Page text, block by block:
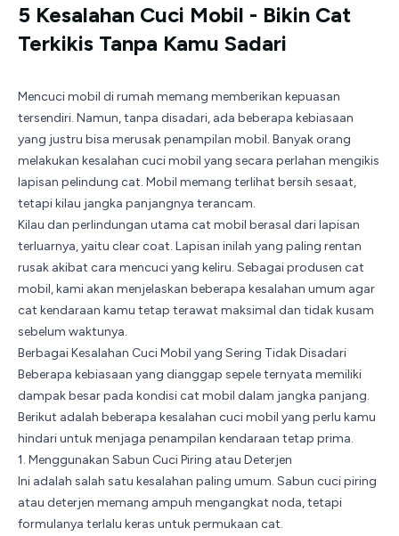
5 Kesalahan Cuci Mobil - Bikin Cat
Terkikis Tanpa Kamu Sadari
Mencuci mobil di rumah memang memberikan kepuasan
tersendiri. Namun, tanpa disadari, ada beberapa kebiasaan
yang justru bisa merusak penampilan mobil. Banyak orang
melakukan kesalahan cuci mobil yang secara perlahan mengikis
lapisan pelindung cat. Mobil memang terlihat bersih sesaat,
tetapi kilau jangka panjangnya terancam.
Kilau dan perlindungan utama cat mobil berasal dari lapisan
terluarnya, yaitu clear coat. Lapisan inilah yang paling rentan
rusak akibat cara mencuci yang keliru. Sebagaiprodusen cat
mobil, kami akan menjelaskan beberapa kesalahan umum agar
cat kendaraan kamu tetap terawat maksimal dan tidak kusam
sebelum waktunya.
Berbagai Kesalahan Cuci Mobil yang Sering Tidak Disadari
Beberapa kebiasaan yang dianggap sepele ternyata memiliki
dampak besar pada kondisi cat mobil dalam jangka panjang.
Berikut adalah beberapa kesalahan cuci mobil yang perlu kamu
hindari untuk menjaga penampilan kendaraan tetap prima.
1. Menggunakan Sabun Cuci Piring atau Deterjen
Ini adalah salah satu kesalahan paling umum. Sabun cuci piring
atau deterjen memang ampuh mengangkat noda, tetapi
formulanya terlalu keras untuk permukaan cat.